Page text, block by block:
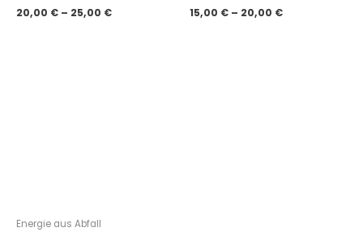
20,00 € – 25,00 € 15,00 € – 20,00 €
Energie aus Abfall